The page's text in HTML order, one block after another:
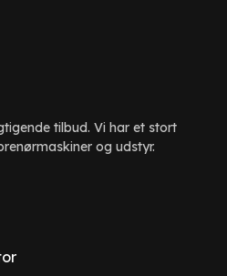
tilbud. Vi har et stort
og udstyr.